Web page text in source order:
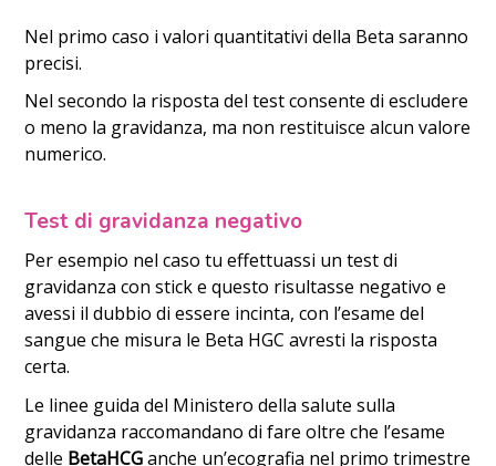
Nel primo caso i valori quantitativi della Beta saranno
precisi.
Nel secondo la risposta del test consente di escludere
o meno la gravidanza, ma non restituisce alcun valore
numerico.
Test di gravidanza negativo
Per esempio nel caso tu effettuassi un test di
gravidanza con stick e questo risultasse negativo e
avessi il dubbio di essere incinta, con l’esame del
sangue che misura le Beta HGC avresti la risposta
certa.
Le linee guida del Ministero della salute sulla
gravidanza raccomandano di fare oltre che l’esame
delle BetaHCGanche un’ecografia nel primo trimestre